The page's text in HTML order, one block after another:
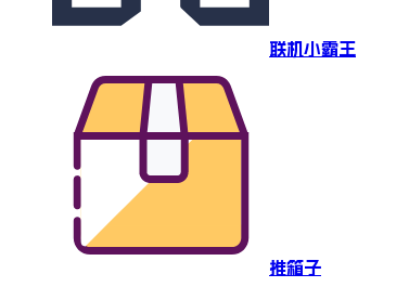
联机小霸王
推箱子